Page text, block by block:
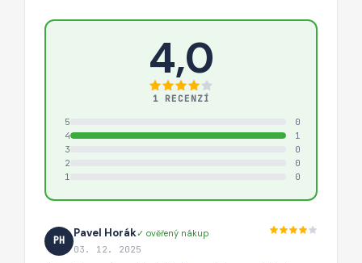
4,0
1 RECENZÍ
5
0
4
1
3
0
2
0
1
0
PH
Pavel Horák✓ ověřený nákup
03. 12. 2025